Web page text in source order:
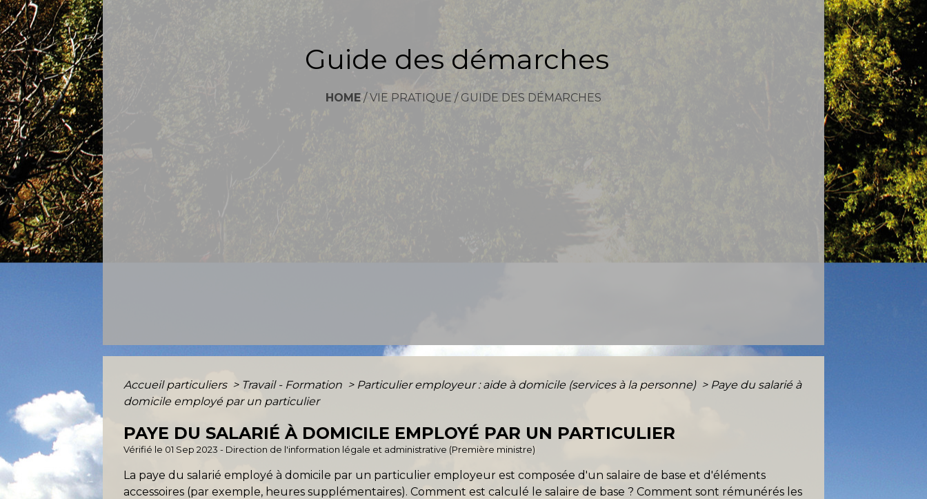
Guide des démarches
HOME /VIE PRATIQUE / GUIDE DES DÉMARCHES
Accueil particuliers > Travail - Formation > Particulier employeur : aide à domicile (services à la personne) > Paye du salarié à
domicile employé par un particulier
PAYE DU SALARIÉ À DOMICILE EMPLOYÉ PAR UN PARTICULIER
Vérifié le 01 Sep 2023 - Direction de l'information légale et administrative (Première ministre)
La paye du salarié employé à domicile par un particulier employeur est composée d'un salaire de base et d'éléments
accessoires (par exemple, heures supplémentaires). Comment est calculé le salaire de base ? Comment sont rémunérés les